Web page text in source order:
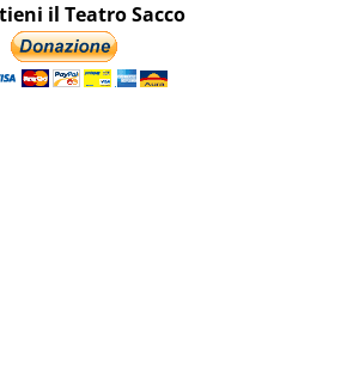
il Teatro Sacco